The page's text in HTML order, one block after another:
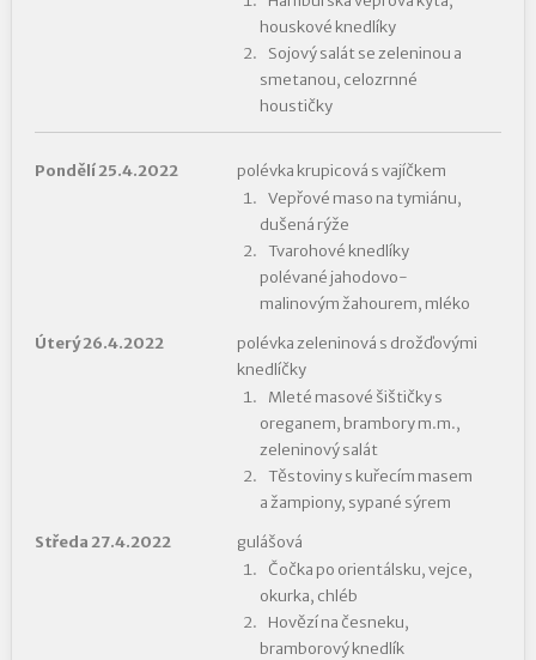
houskové knedlíky
Sojový salát se zeleninou a
smetanou, celozrnné
houstičky
Pondělí 25.4.2022
polévka krupicová s vajíčkem
Vepřové maso na tymiánu,
dušená rýže
Tvarohové knedlíky
polévané jahodovo-
malinovým žahourem, mléko
Úterý 26.4.2022
polévka zeleninová s drožďovými
knedlíčky
Mleté masové šištičky s
oreganem, brambory m.m.,
zeleninový salát
Těstoviny s kuřecím masem
a žampiony, sypané sýrem
Středa 27.4.2022
gulášová
Čočka po orientálsku, vejce,
okurka, chléb
Hovězí na česneku,
bramborový knedlík